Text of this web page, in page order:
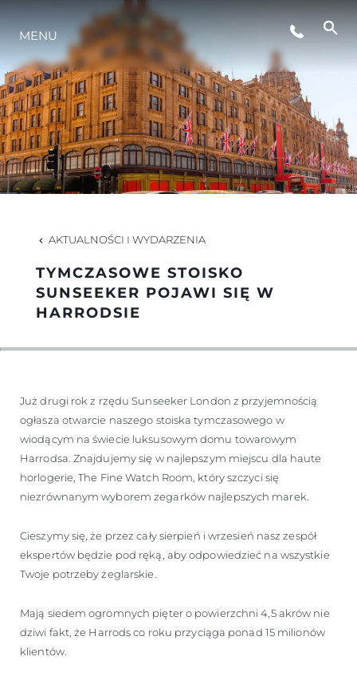
WYDARZENIA
STYL ŻYCIA
INNOWACJA
TRADYCJA
MENU
AKTUALNOŚCI I WYDARZENIA
TYMCZASOWE STOISKO
SUNSEEKER POJAWI SIĘ W
HARRODSIE
Już drugi rok z rzędu Sunseeker London z przyjemnością
ogłasza otwarcie naszego stoiska tymczasowego w
wiodącym na świecie luksusowym domu towarowym
Harrodsa. Znajdujemy się w najlepszym miejscu dla haute
horlogerie, The Fine Watch Room, który szczyci się
niezrównanym wyborem zegarków najlepszych marek.
Cieszymy się, że przez cały sierpień i wrzesień nasz zespół
ekspertów będzie pod ręką, aby odpowiedzieć na wszystkie
Twoje potrzeby żeglarskie.
Mają siedem ogromnych pięter o powierzchni 4,5 akrów nie
dziwi fakt, że Harrods co roku przyciąga ponad 15 milionów
klientów.